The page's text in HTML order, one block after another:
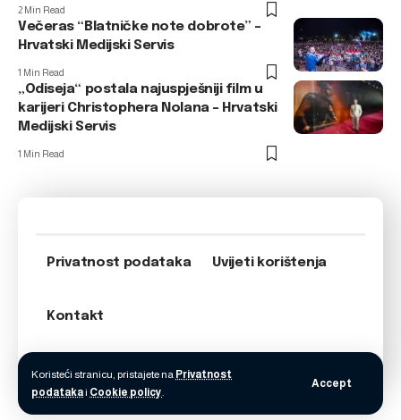
Koristeći stranicu, pristajete na Privatnost
podatakai Cookie policy.
Accept
2 Min Read
Večeras “Blatničke note dobrote” –
Hrvatski Medijski Servis
1 Min Read
„Odiseja“ postala najuspješniji film u
karijeri Christophera Nolana – Hrvatski
Medijski Servis
1 Min Read
Privatnost podataka Uvijeti korištenja
Kontakt